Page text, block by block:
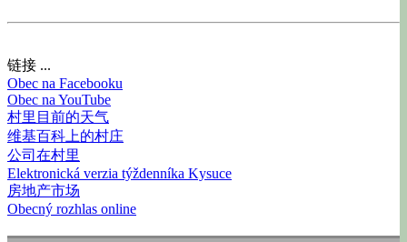
链接 ...
Obec na Facebooku
Obec na YouTube
村里目前的天气
维基百科上的村庄
公司在村里
Elektronická verzia týždenníka Kysuce
房地产市场
Obecný rozhlas online